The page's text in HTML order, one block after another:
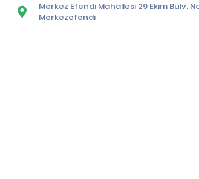
Merkez Efendi Mahallesi 29 Ekim Bulv.
Merkezefendi